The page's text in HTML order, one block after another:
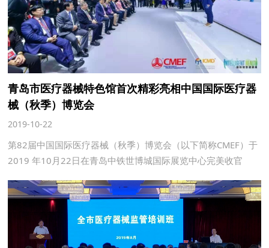
青岛市医疗器械特色馆首次精彩亮相中国国际医疗器
械（秋季）博览会
2019-10-22
第82届中国国际医疗器械（秋季）博览会（以下简称CMEF）于
2019 年10月22日在青岛中铁世博城国际展览中心完美收官